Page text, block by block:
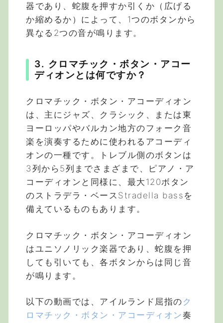
器であり、蛇腹を押すか引くか（広げる
か縮めるか）によって、1つのボタンから
異なる2つの音が鳴ります。
3. クロマチック・ボタン・アコー
ディオンとは何ですか？
クロマチック・ボタン・アコーディオン
は、主にジャズ、クラシック、または東
ヨーロッパやバルカン地方のフォーク音
楽を演奏するために使われるアコーディ
オンの一種です。トレブル側のボタンは
3列から5列までさまざまで、ピアノ・ア
コーディオンと同様に、最大120ボタン
のストラデラ・ベースStradella bassを
備えているものもあります。
クロマチック・ボタン・アコーディオン
はユニソノリック楽器であり、蛇腹を押
しても引いても、各ボタンからは同じ音
が鳴ります。
以下の動画では、アイルランド屈指の ク
ロマチック・ボタン・アコーディオン奏